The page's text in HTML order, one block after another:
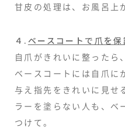
甘皮の処理は、お風呂上
４. ベースコートで爪を保
自爪がきれいに整ったら
ベースコートには自爪に
与え指先をきれいに見せ
ラーを塗らない人も、ベ
つけて。